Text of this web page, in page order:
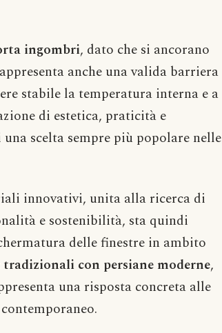
ingombri, dato che si ancorano
anche una valida barriera
stabile la temperatura interna e a
di estetica, praticità e
scelta sempre più popolare nelle
innovativi, unita alla ricerca di
e sostenibilità, sta quindi
delle finestre in ambito
con persiane moderne,
una risposta concreta alle